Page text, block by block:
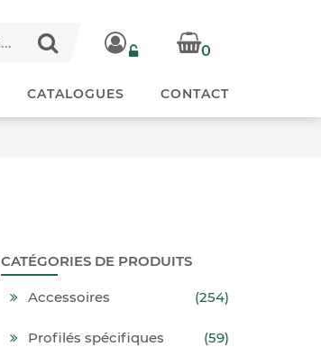
0
CATALOGUES CONTACT
CATÉGORIES DE PRODUITS
Accessoires (254)
Profilés spécifiques (59)